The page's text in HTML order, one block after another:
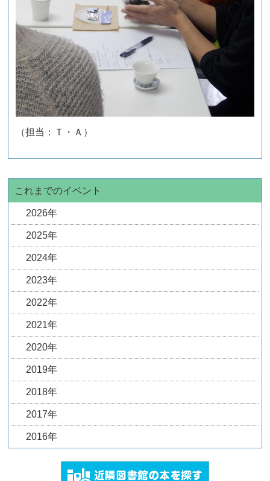
（担当：Ｔ・Ａ）
これまでのイベント
2026年
2025年
2024年
2023年
2022年
2021年
2020年
2019年
2018年
2017年
2016年